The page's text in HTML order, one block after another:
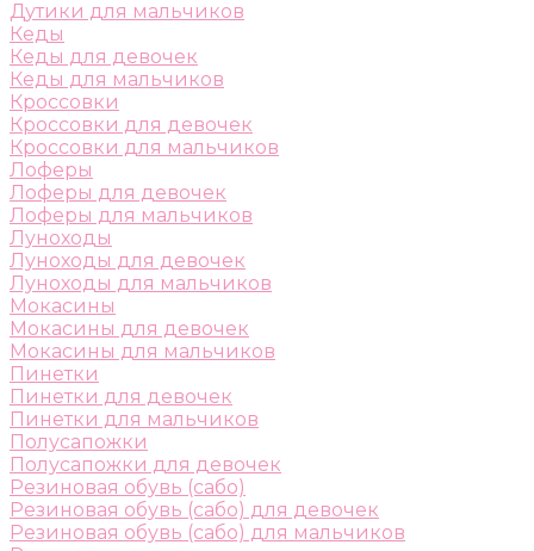
Дутики для мальчиков
Кеды
Кеды для девочек
Кеды для мальчиков
Кроссовки
Кроссовки для девочек
Кроссовки для мальчиков
Лоферы
Лоферы для девочек
Лоферы для мальчиков
Луноходы
Луноходы для девочек
Луноходы для мальчиков
Мокасины
Мокасины для девочек
Мокасины для мальчиков
Пинетки
Пинетки для девочек
Пинетки для мальчиков
Полусапожки
Полусапожки для девочек
Резиновая обувь (сабо)
Резиновая обувь (сабо) для девочек
Резиновая обувь (сабо) для мальчиков